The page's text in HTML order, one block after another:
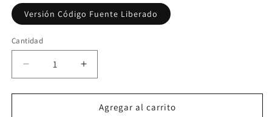
Versión Código Fuente Liberado
Cantidad
Reducir
cantidad
para
Aumentar
cantidad
para
Sistema
Agregar al carrito